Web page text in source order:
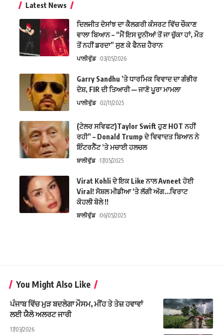
Latest News
ਦਿਲਜੀਤ ਦੋਸਾਂਝ ਦਾ ਕੈਲਗਰੀ ਕੰਸਰਟ ਵਿੱਚ ਚੌਕਾਣ
ਵਾਲਾ ਬਿਆਨ – “ਮੈਂ ਇਸ ਦੁਨੀਆਂ ਤੋਂ ਜਾ ਚੁੱਕਾ ਹਾਂ, ਮੌਤ
ਤੋਂ ਨਹੀਂ ਡਰਦਾ” ਸੁਣ ਕੇ ਫੈਨਜ਼ ਹੈਰਾਨ
ਪਾਲੀਵੁੱਡ 03/05/2026
Garry Sandhu ’ਤੇ ਧਾਰਮਿਕ ਵਿਵਾਦ ਦਾ ਗੰਭੀਰ
ਦੋਸ਼, FIR ਦੀ ਤਿਆਰੀ — ਜਾਣੋ ਪੂਰਾ ਮਾਮਲਾ
ਪਾਲੀਵੁੱਡ 02/11/2025
(ਟੇਲਰ ਸਵਿਫਟ)Taylor Swift ਹੁਣ HOT ਨਹੀਂ
ਰਹੀ” – Donald Trump ਦੇ ਵਿਵਾਦਤ ਬਿਆਨ ਨੇ
ਇੰਟਰਨੈੱਟ ‘ਤੇ ਮਚਾਈ ਹਲਚਲ
ਬਾਲੀਵੁੱਡ 17/05/2025
Virat Kohli ਦੇ ਇਕ Like ਨਾਲ Avneet ਹੋਈ
Viral! ਸੋਸ਼ਲ ਮੀਡੀਆ ‘ਤੇ ਲੱਗੀ ਅੱਗ…ਵਿਰਾਟ
ਕੋਹਲੀ ਬੋਲੇ !!
ਬਾਲੀਵੁੱਡ 06/05/2025
You Might Also Like
ਪੰਜਾਬ ਵਿੱਚ ਮੁੜ ਬਦਲੇਗਾ ਮੌਸਮ, ਮੀਂਹ ਤੇ ਤੇਜ਼ ਹਵਾਵਾਂ
ਲਈ ਯੈਲੋ ਅਲਰਟ ਜਾਰੀ
17/03/2026